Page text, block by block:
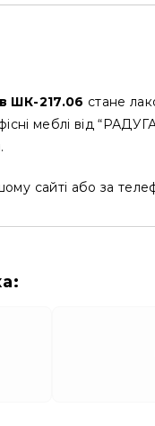
ШК-217.06 стане
меблі від
сайті або за